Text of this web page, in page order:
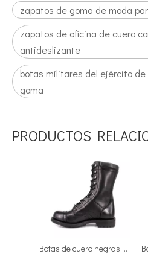
zapatos de goma de moda
zapatos de oficina de cuero
antideslizante
botas militares del ejército de
goma
PRODUCTOS
Botas de cuero negras oficial goodyear de alemania 6217